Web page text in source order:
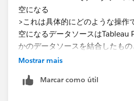
空になる
>これは具体的にどのような操作
空になるデータソースはTableau
かのデータソースを結合したもの
Tableau Cloud上で該当フローの
が空となってしまいます。
Mostrar mais
Marcar como útil